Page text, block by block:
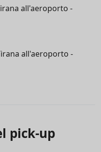
all'aeroporto -
all'aeroporto -
pick-up